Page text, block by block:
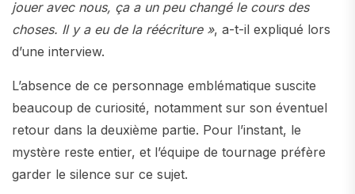
jouer avec nous, ça a un peu changé le cours des
choses. Il y a eu de la réécriture », a-t-il expliqué lors
d’une interview.
L’absence de ce personnage emblématique suscite
beaucoup de curiosité, notamment sur son éventuel
retour dans la deuxième partie. Pour l’instant, le
mystère reste entier, et l’équipe de tournage préfère
garder le silence sur ce sujet.